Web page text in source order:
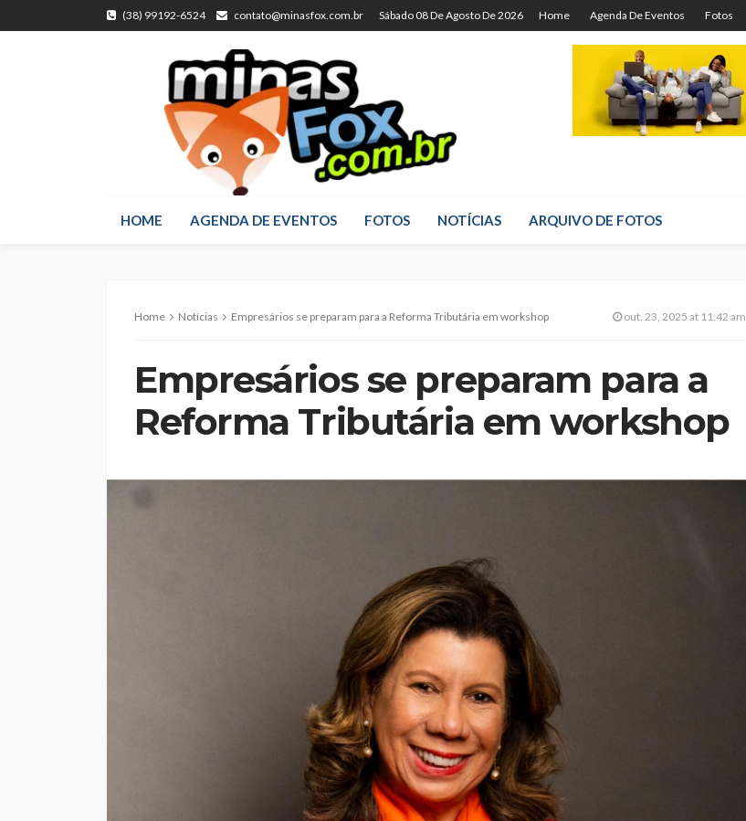
(38) 99192-6524 contato@minasfox.com.br Sábado 08 De Agosto De 2026 Home Agenda De Eventos Fotos
HOME AGENDA DE EVENTOS FOTOS NOTÍCIAS ARQUIVO DE FOTOS
Home Notícias Empresários se preparam para a Reforma Tributária em workshop out. 23, 2025 at 11:42 am
Empresários se preparam para a
Reforma Tributária em workshop